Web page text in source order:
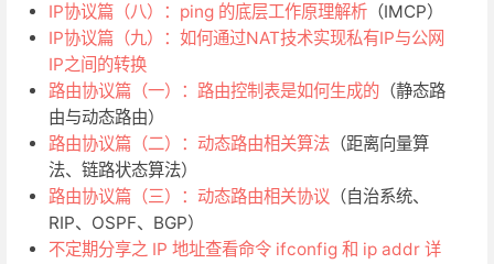
IP协议篇（八）：ping 的底层工作原理解析（IMCP）
IP协议篇（九）：如何通过NAT技术实现私有IP与公网
IP之间的转换
路由协议篇（一）：路由控制表是如何生成的（静态路
由与动态路由）
路由协议篇（二）：动态路由相关算法（距离向量算
法、链路状态算法）
路由协议篇（三）：动态路由相关协议 （自治系统、
RIP、OSPF、BGP）
不定期分享之 IP 地址查看命令 ifconfig 和 ip addr 详